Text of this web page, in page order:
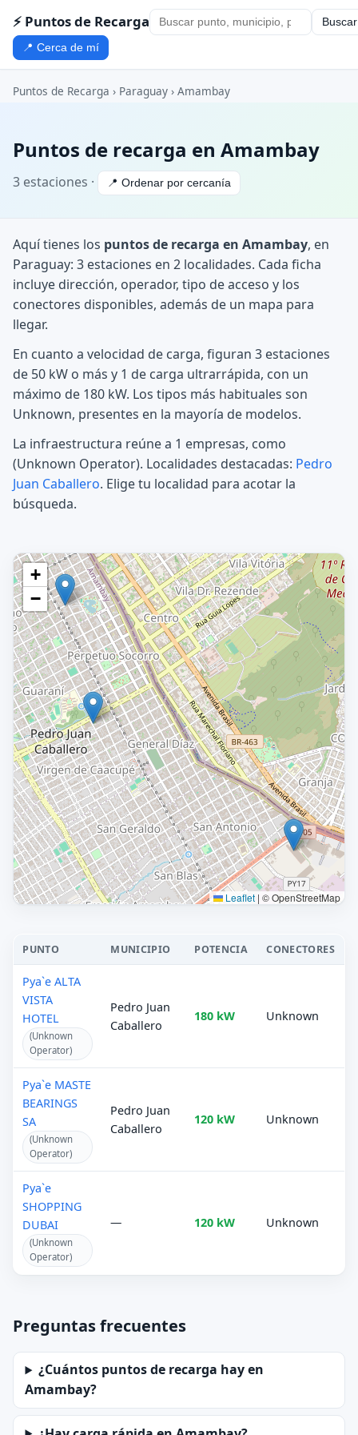
⚡ Puntos de Recarga Buscar
📍 Cerca de mí
Puntos de Recarga › Paraguay › Amambay
Puntos de recarga en Amambay
3 estaciones · 📍 Ordenar por cercanía
Aquí tienes los puntos de recarga en Amambay, en
Paraguay: 3 estaciones en 2 localidades. Cada ficha
incluye dirección, operador, tipo de acceso y los
conectores disponibles, además de un mapa para
llegar.
En cuanto a velocidad de carga, figuran 3 estaciones
de 50 kW o más y 1 de carga ultrarrápida, con un
máximo de 180 kW. Los tipos más habituales son
Unknown, presentes en la mayoría de modelos.
La infraestructura reúne a 1 empresas, como
(Unknown Operator). Localidades destacadas: Pedro
Juan Caballero. Elige tu localidad para acotar la
búsqueda.
+
−
Leaflet | © OpenStreetMap
PUNTO MUNICIPIO POTENCIA CONECTORES
Pya`e ALTA
VISTA
HOTEL
(Unknown
Operator)
Pedro Juan
Caballero
180 kW Unknown
Pya`e MASTE
BEARINGS
SA
(Unknown
Operator)
Pedro Juan
Caballero
120 kW Unknown
Pya`e
SHOPPING
DUBAI
(Unknown
Operator)
— 120 kW Unknown
Preguntas frecuentes
¿Cuántos puntos de recarga hay en
Amambay?